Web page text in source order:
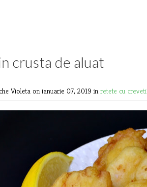
crusta de aluat
Violeta on ianuarie 07, 2019 in retete cu creveti